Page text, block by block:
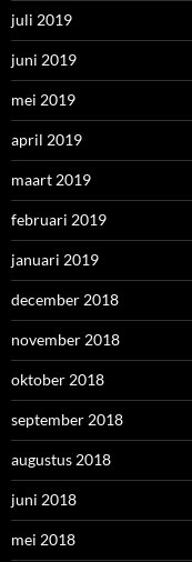
juli 2019
juni 2019
mei 2019
april 2019
maart 2019
februari 2019
januari 2019
december 2018
november 2018
oktober 2018
september 2018
augustus 2018
juni 2018
mei 2018